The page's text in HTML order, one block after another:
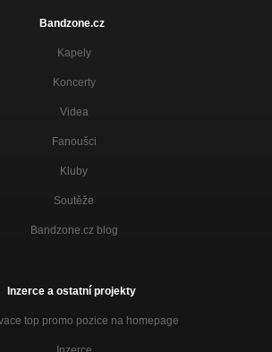
Bandzone.cz
Kapely
Koncerty
Videa
Fanoušci
Kluby
Soutěže
Bandzone.cz blog
Inzerce a ostatní projekty
top promo pozice na homepage